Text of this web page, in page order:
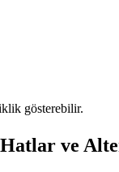
gösterebilir.
ve